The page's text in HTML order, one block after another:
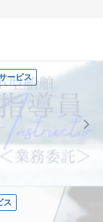
ービス
ス